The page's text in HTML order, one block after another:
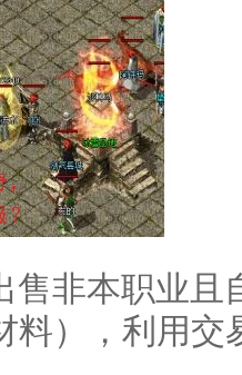
售非本职业且
料），利用